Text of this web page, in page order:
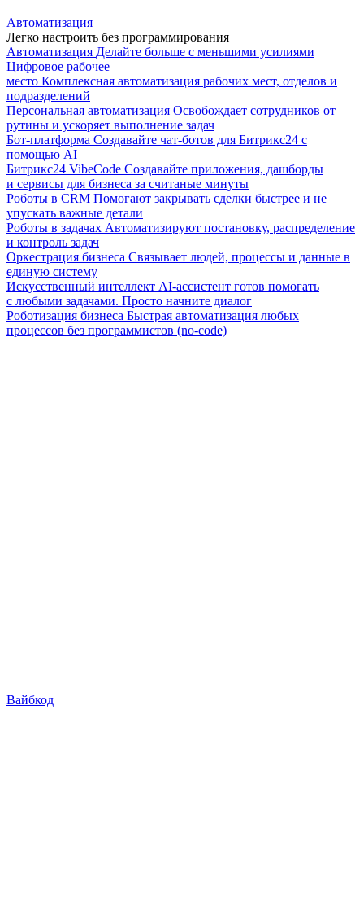
Автоматизация
Легко настроить без программирования
Автоматизация Делайте больше с меньшими усилиями
Цифровое рабочее
место Комплексная автоматизация рабочих мест, отделов и
подразделений
Персональная автоматизация Освобождает сотрудников от
рутины и ускоряет выполнение задач
Бот-платформа Создавайте чат-ботов для Битрикс24 с
помощью AI
Битрикс24 VibeCode Создавайте приложения, дашборды
и сервисы для бизнеса за считаные минуты
Роботы в CRM Помогают закрывать сделки быстрее и не
упускать важные детали
Роботы в задачах Автоматизируют постановку, распределение
и контроль задач
Оркестрация бизнеса Связывает людей, процессы и данные в
единую систему
Искусственный интеллект AI-ассистент готов помогать
с любыми задачами. Просто начните диалог
Роботизация бизнеса Быстрая автоматизация любых
процессов без программистов (no-code)
Вайбкод